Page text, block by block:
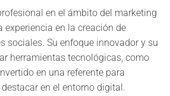
en el ámbito del marketing
en la creación de
sociales. Su enfoque innovador y su
herramientas tecnológicas, como
en una referente para
en el entorno digital.